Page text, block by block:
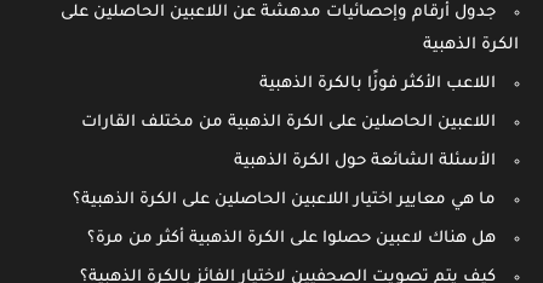
جدول أرقام وإحصائيات مدهشة عن اللاعبين الحاصلين على
الكرة الذهبية
اللاعب الأكثر فوزًا بالكرة الذهبية
اللاعبين الحاصلين على الكرة الذهبية من مختلف القارات
الأسئلة الشائعة حول الكرة الذهبية
ما هي معايير اختيار اللاعبين الحاصلين على الكرة الذهبية؟
هل هناك لاعبين حصلوا على الكرة الذهبية أكثر من مرة؟
كيف يتم تصويت الصحفيين لاختيار الفائز بالكرة الذهبية؟